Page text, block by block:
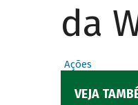
da
Ações
VEJA